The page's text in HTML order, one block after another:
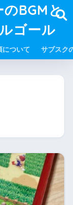
BGMと
ゴール
について サブスク